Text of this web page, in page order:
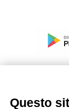
Modello
Questo